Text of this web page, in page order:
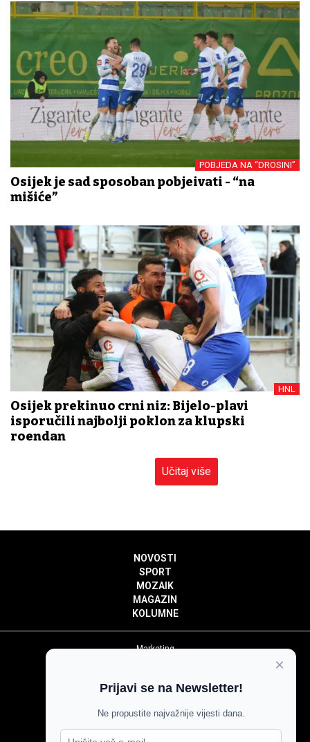
POBJEDA NA “DROSINI”
Osijek je sad sposoban pobjeđivati - “na
mišiće”
HNL
Osijek prekinuo crni niz: Bijelo-plavi
isporučili najbolji poklon za klupski
rođendan
Učitaj više
NOVOSTI
SPORT
MOZAIK
MAGAZIN
KOLUMNE
Marketing
Impressum
Pravila komentiranja
Agroglas
×
Prijavi se na Newsletter!
Ne propustite najvažnije vijesti dana.